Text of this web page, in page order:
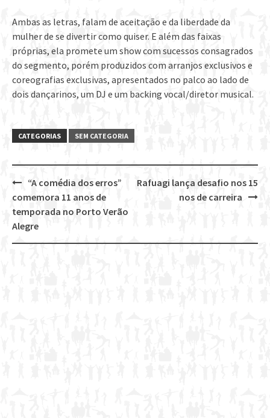
Ambas as letras, falam de aceitação e da liberdade da
mulher de se divertir como quiser. E além das faixas
próprias, ela promete um show com sucessos consagrados
do segmento, porém produzidos com arranjos exclusivos e
coreografias exclusivas, apresentados no palco ao lado de
dois dançarinos, um DJ e um backing vocal/diretor musical.
CATEGORIAS SEM CATEGORIA
Post
navigation
Rafuagi lança desafio nos 15
nos de carreira
“A comédia dos erros”
comemora 11 anos de
temporada no Porto Verão
Alegre